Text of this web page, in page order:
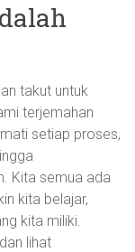
takut untuk
terjemahan
setiap proses,
Kita semua ada
kita belajar,
kita miliki.
lihat